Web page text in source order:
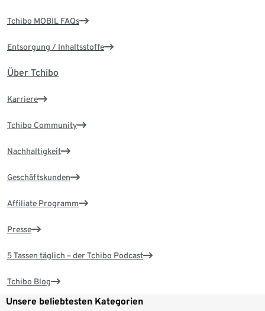
Tchibo MOBIL FAQs
Entsorgung / Inhaltsstoffe
Über Tchibo
Karriere
Tchibo Community
Nachhaltigkeit
Geschäftskunden
Affiliate Programm
Presse
5 Tassen täglich – der Tchibo Podcast
Tchibo Blog
Unsere beliebtesten Kategorien